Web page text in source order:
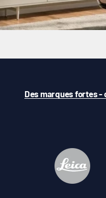
Des marques fortes